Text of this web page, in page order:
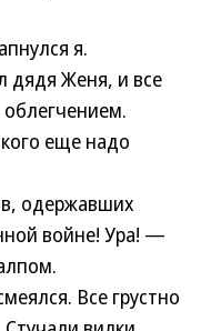
я.
дядя Женя, и все
еще надо
одержавших
войне! Ура! —
Все грустно